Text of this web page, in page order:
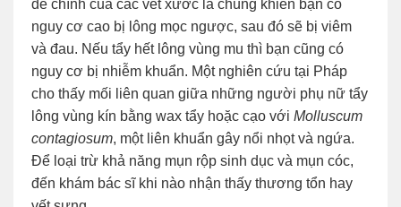
đề chính của các vết xước là chúng khiến bạn có
nguy cơ cao bị lông mọc ngược, sau đó sẽ bị viêm
và đau. Nếu tẩy hết lông vùng mu thì bạn cũng có
nguy cơ bị nhiễm khuẩn. Một nghiên cứu tại Pháp
cho thấy mối liên quan giữa những người phụ nữ tẩy
lông vùng kín bằng wax tẩy hoặc cạo với Molluscum
contagiosum, một liên khuẩn gây nổi nhọt và ngứa.
Để loại trừ khả năng mụn rộp sinh dục và mụn cóc,
đến khám bác sĩ khi nào nhận thấy thương tổn hay